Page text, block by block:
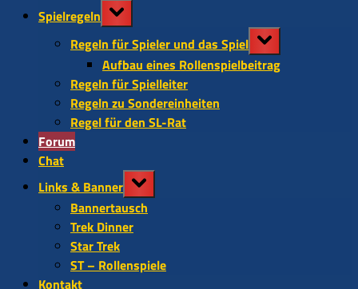
Spielregeln Toggle
sub-
menu
Regeln für Spieler und das Spiel Toggle
sub-
menu
Aufbau eines Rollenspielbeitrag
Regeln für Spielleiter
Regeln zu Sondereinheiten
Regel für den SL-Rat
Forum
Chat
Links & Banner Toggle
sub-
menu
Bannertausch
Trek Dinner
Star Trek
ST – Rollenspiele
Kontakt